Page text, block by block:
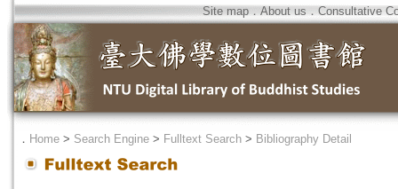
Site map．About us ． Consultative
． Home > Search Engine > Fulltext Search > Bibliography Detail